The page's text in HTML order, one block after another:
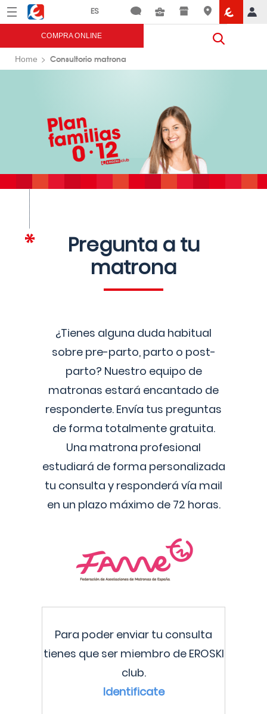
Menú Eroski
COMPRA ONLINE
Home Consultorio matrona
Pregunta a tu
matrona
¿Tienes alguna duda habitual
sobre pre-parto, parto o post-
parto? Nuestro equipo de
matronas estará encantado de
responderte. Envía tus preguntas
de forma totalmente gratuita.
Una matrona profesional
estudiará de forma personalizada
tu consulta y responderá vía mail
en un plazo máximo de 72 horas.
Para poder enviar tu consulta
tienes que ser miembro de EROSKI
club.
Identificate